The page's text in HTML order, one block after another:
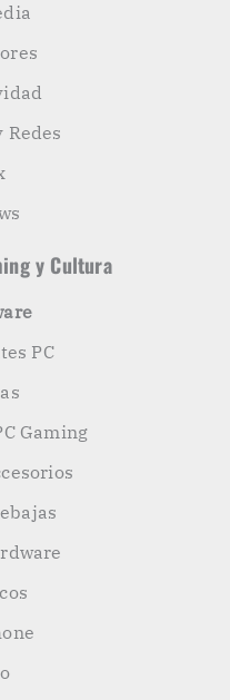
Redes
y Cultura
PC
Gaming